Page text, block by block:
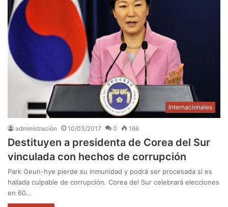
Internacionales
administración 10/03/2017 0 166
Destituyen a presidenta de Corea del Sur
vinculada con hechos de corrupción
Park Geun-hye pierde su inmunidad y podrá ser procesada si es
hallada culpable de corrupción. Corea del Sur celebrará elecciones
en 60…